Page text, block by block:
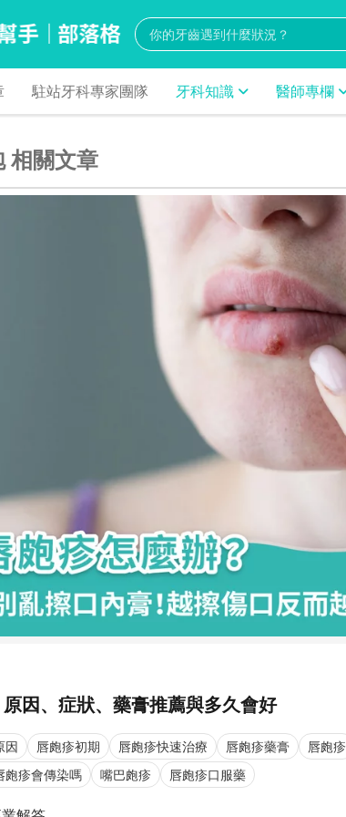
駐站牙科專家團隊 牙科知識 醫師專欄
相關文章
因、症狀、藥膏推薦與多久會好
因 唇皰疹初期 唇皰疹快速治療 唇皰疹藥膏 唇皰疹
皰疹會傳染嗎 嘴巴皰疹 唇皰疹口服藥